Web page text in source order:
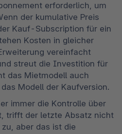
erforderlich, um
der kumulative Preis
Kauf-Subscription für ein
Kosten in gleicher
vereinfacht
streut die Investition für
das Mietmodell auch
Modell der Kaufversion.
immer die Kontrolle über
trifft der letzte Absatz nicht
aber das ist die